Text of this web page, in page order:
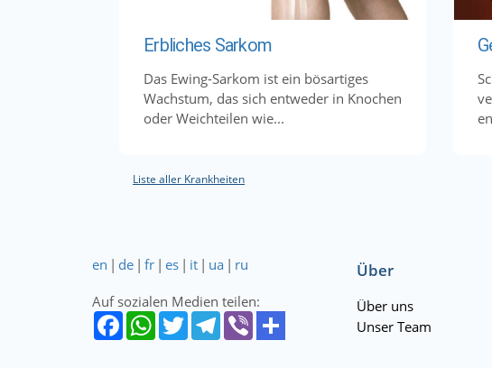
Erbliches Sarkom
Das Ewing-Sarkom ist ein bösartiges
Wachstum, das sich entweder in Knochen
oder Weichteilen wie...
Liste aller Krankheiten
en | de | fr | es | it | ua | ru
Auf sozialen Medien teilen:
Über
Über uns
Unser Team